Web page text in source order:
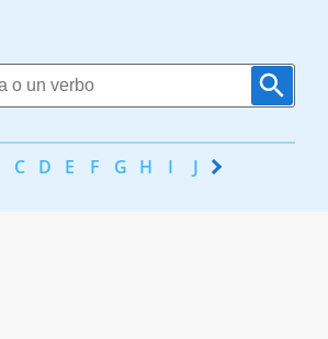
C D E F G H I J K